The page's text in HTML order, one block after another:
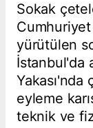
Sokak
Cumhuriyet
yürütülen
İstanbul'da
Yakası'nda
eyleme
teknik ve